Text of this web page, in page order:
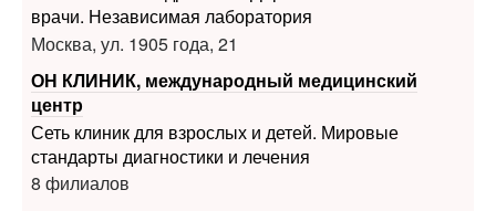
ОН КЛИНИК, международный медицинский
центр
стандарты диагностики и лечения
8 филиалов
Семейный доктор, сеть поликлиник
Крупнейшая компания московского рынка